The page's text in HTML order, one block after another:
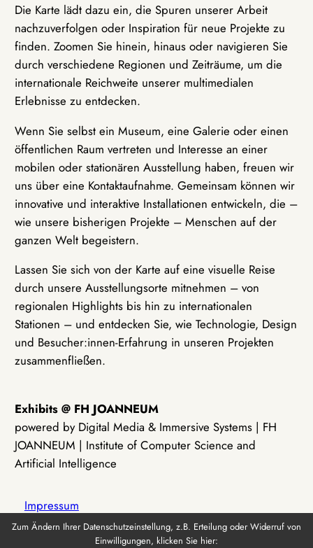
Die Karte lädt dazu ein, die Spuren unserer Arbeit
nachzuverfolgen oder Inspiration für neue Projekte zu
finden. Zoomen Sie hinein, hinaus oder navigieren Sie
durch verschiedene Regionen und Zeiträume, um die
internationale Reichweite unserer multimedialen
Erlebnisse zu entdecken.
Wenn Sie selbst ein Museum, eine Galerie oder einen
öffentlichen Raum vertreten und Interesse an einer
mobilen oder stationären Ausstellung haben, freuen wir
uns über eine Kontaktaufnahme. Gemeinsam können wir
innovative und interaktive Installationen entwickeln, die –
wie unsere bisherigen Projekte – Menschen auf der
ganzen Welt begeistern.
Lassen Sie sich von der Karte auf eine visuelle Reise
durch unsere Ausstellungsorte mitnehmen – von
regionalen Highlights bis hin zu internationalen
Stationen – und entdecken Sie, wie Technologie, Design
und Besucher:innen-Erfahrung in unseren Projekten
zusammenfließen.
Exhibits @ FH JOANNEUM
powered by Digital Media & Immersive Systems | FH
JOANNEUM | Institute of Computer Science and
Artificial Intelligence
Impressum
Zum Ändern Ihrer Datenschutzeinstellung, z.B. Erteilung oder Widerruf von
Einwilligungen, klicken Sie hier: